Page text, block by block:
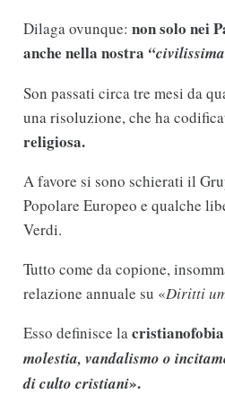
Dilaga ovunque: non solo nei
anche nella nostra
Son passati circa tre mesi da
una risoluzione, che ha
religiosa.
A favore si sono schierati il
Popolare Europeo e qualche
Verdi.
Tutto come da copione,
relazione annuale su «Diritti
Esso definisce la
molestia, vandalismo o
di culto cristiani».